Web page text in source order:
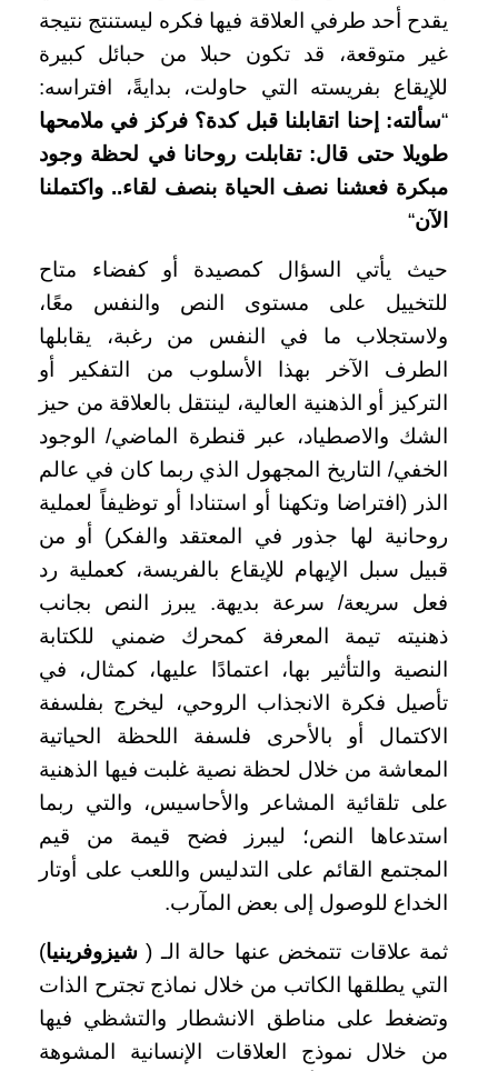
يقدح أحد طرفي العلاقة فيها فكره ليستنتج نتيجة
غير متوقعة، قد تكون حبلا من حبائل كبيرة
للإيقاع بفريسته التي حاولت، بدايةً، افتراسه:
“سألته: إحنا اتقابلنا قبل كدة؟ فركز في ملامحها
طويلا حتى قال: تقابلت روحانا في لحظة وجود
مبكرة فعشنا نصف الحياة بنصف لقاء.. واكتملنا
الآن“
حيث يأتي السؤال كمصيدة أو كفضاء متاح
للتخييل على مستوى النص والنفس معًا،
ولاستجلاب ما في النفس من رغبة، يقابلها
الطرف الآخر بهذا الأسلوب من التفكير أو
التركيز أو الذهنية العالية، لينتقل بالعلاقة من حيز
الشك والاصطياد، عبر قنطرة الماضي/ الوجود
الخفي/ التاريخ المجهول الذي ربما كان في عالم
الذر (افتراضا وتكهنا أو استنادا أو توظيفاً لعملية
روحانية لها جذور في المعتقد والفكر) أو من
قبيل سبل الإيهام للإيقاع بالفريسة، كعملية رد
فعل سريعة/ سرعة بديهة. يبرز النص بجانب
ذهنيته تيمة المعرفة كمحرك ضمني للكتابة
النصية والتأثير بها، اعتمادًا عليها، كمثال، في
تأصيل فكرة الانجذاب الروحي، ليخرج بفلسفة
الاكتمال أو بالأحرى فلسفة اللحظة الحياتية
المعاشة من خلال لحظة نصية غلبت فيها الذهنية
على تلقائية المشاعر والأحاسيس، والتي ربما
استدعاها النص؛ ليبرز فضح قيمة من قيم
المجتمع القائم على التدليس واللعب على أوتار
الخداع للوصول إلى بعض المآرب.
ثمة علاقات تتمخض عنها حالة الـ ( شيزوفرينيا)
التي يطلقها الكاتب من خلال نماذج تجترح الذات
وتضغط على مناطق الانشطار والتشظي فيها
من خلال نموذج العلاقات الإنسانية المشوهة